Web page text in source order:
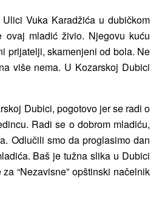
Vuka Karadžića u dubičkom
ovaj mladić živio. Njegovu kuću
prijatelji, skamenjeni od bola. Ne
više nema. U Kozarskoj Dubici
Dubici, pogotovo jer se radi o
Radi se o dobrom mladiću,
Odlučili smo da proglasimo dan
Baš je tužna slika u Dubici
“Nezavisne” opštinski načelnik